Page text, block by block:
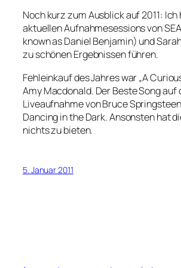
Noch kurz zum Ausblick auf 2011:
aktuellen Aufnahmesessions von
known as Daniel Benjamin) und
zu schönen Ergebnissen führen.
Fehleinkauf des Jahres war „A
Amy Macdonald. Der Beste Song auf
Liveaufnahme von Bruce
Dancing in the Dark. Ansonsten hat
nichts zu bieten.
5. Januar 2011